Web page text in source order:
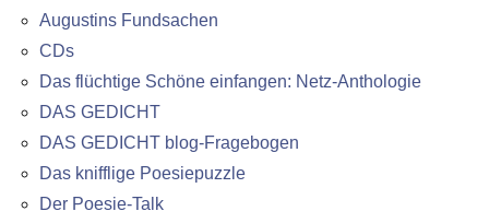
Augustins Fundsachen
CDs
Das flüchtige Schöne einfangen: Netz-Anthologie
DAS GEDICHT
DAS GEDICHT blog-Fragebogen
Das knifflige Poesiepuzzle
Der Poesie-Talk